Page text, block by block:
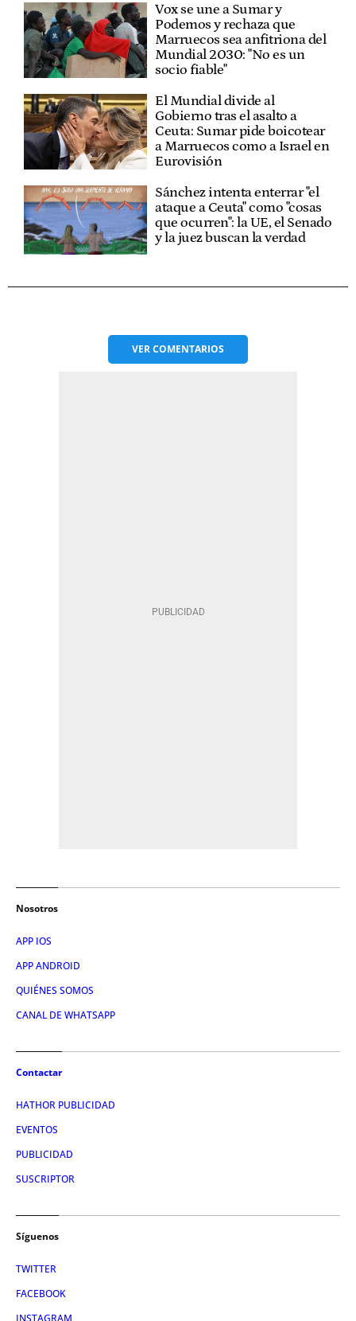
Vox se une a Sumar y
Podemos y rechaza que
Marruecos sea anfitriona del
Mundial 2030: "No es un
socio fiable"
El Mundial divide al
Gobierno tras el asalto a
Ceuta: Sumar pide boicotear
a Marruecos como a Israel en
Eurovisión
Sánchez intenta enterrar "el
ataque a Ceuta" como "cosas
que ocurren": la UE, el Senado
y la juez buscan la verdad
VERCOMENTARIOS
Nosotros
APP IOS
APP ANDROID
QUIÉNES SOMOS
CANAL DE WHATSAPP
Contactar
HATHOR PUBLICIDAD
EVENTOS
PUBLICIDAD
SUSCRIPTOR
Síguenos
TWITTER
FACEBOOK
INSTAGRAM